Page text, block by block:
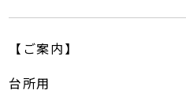
【ご案内】
台所用